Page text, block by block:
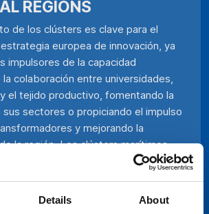
Details About
REGIONS
de los clústers es clave para el
europea de innovación, ya
impulsores de la capacidad
colaboración entre universidades,
el tejido productivo, fomentando la
sus sectores o propiciando el impulso
y mejorando la
la región. Los clústers marítimos
de desarrollo interconectadas que
la industria y la actividad marítima en